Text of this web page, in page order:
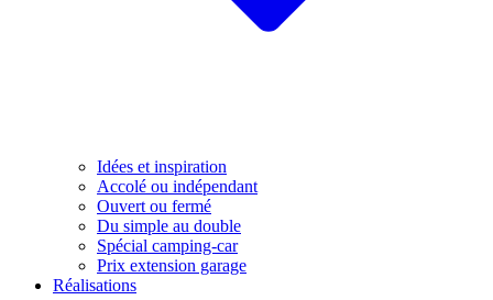
Idées et inspiration
Accolé ou indépendant
Ouvert ou fermé
Du simple au double
Spécial camping-car
Prix extension garage
Réalisations